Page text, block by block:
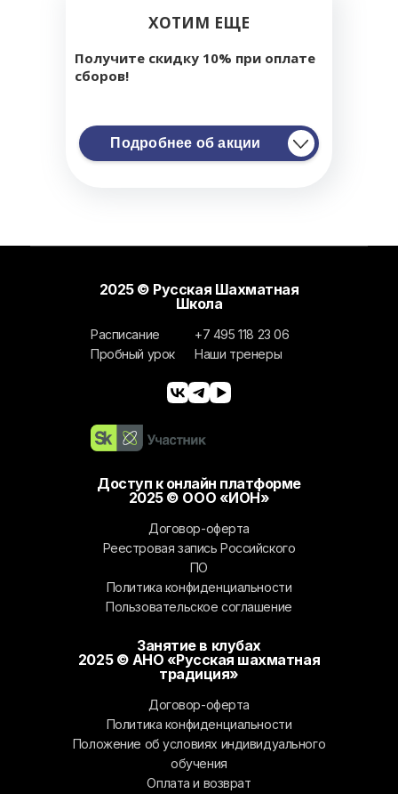
ХОТИМ ЕЩЕ
Получите скидку 10% при оплате
сборов!
Подробнее об акции
2025 © Русская Шахматная
Школа
+7 495 118 23 06
Наши тренеры
Расписание
Пробный урок
Доступ к онлайн платформе
2025 © ООО «ИОН»
Договор-оферта
Реестровая запись Российского
ПО
Политика конфиденциальности
Пользовательское соглашение
Занятие в клубах
2025 © АНО «Русская шахматная
традиция»
Договор-оферта
Политика конфиденциальности
Положение об условиях индивидуального
обучения
Оплата и возврат